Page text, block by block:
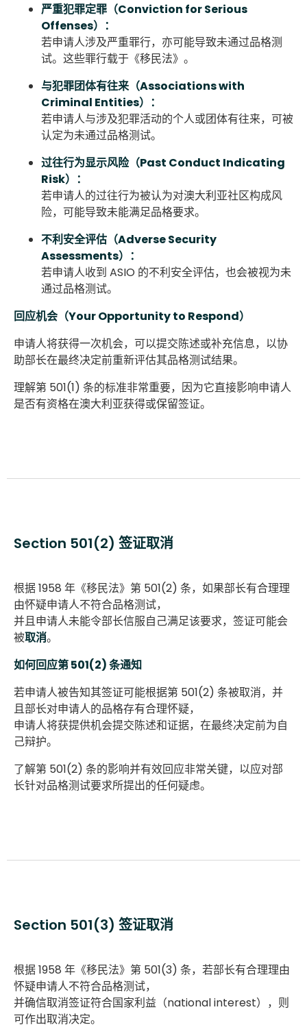
严重犯罪定罪（Conviction for Serious
Offenses）：
若申请人涉及严重罪行，亦可能导致未通过品格测
试。这些罪行载于《移民法》。
与犯罪团体有往来（Associations with
Criminal Entities）：
若申请人与涉及犯罪活动的个人或团体有往来，可被
认定为未通过品格测试。
过往行为显示风险（Past Conduct Indicating
Risk）：
若申请人的过往行为被认为对澳大利亚社区构成风
险，可能导致未能满足品格要求。
不利安全评估（Adverse Security
Assessments）：
若申请人收到 ASIO 的不利安全评估，也会被视为未
通过品格测试。
回应机会（Your Opportunity to Respond）
申请人将获得一次机会，可以提交陈述或补充信息，以协
助部长在最终决定前重新评估其品格测试结果。
理解第 501(1) 条的标准非常重要，因为它直接影响申请人
是否有资格在澳大利亚获得或保留签证。
Section 501(2) 签证取消
根据 1958 年《移民法》第 501(2) 条，如果部长有合理理
由怀疑申请人不符合品格测试，
并且申请人未能令部长信服自己满足该要求，签证可能会
被取消。
如何回应第 501(2) 条通知
若申请人被告知其签证可能根据第 501(2) 条被取消，并
且部长对申请人的品格存有合理怀疑，
申请人将获提供机会提交陈述和证据，在最终决定前为自
己辩护。
了解第 501(2) 条的影响并有效回应非常关键，以应对部
长针对品格测试要求所提出的任何疑虑。
Section 501(3) 签证取消
根据 1958 年《移民法》第 501(3) 条，若部长有合理理由
怀疑申请人不符合品格测试，
并确信取消签证符合国家利益（national interest），则
可作出取消决定。